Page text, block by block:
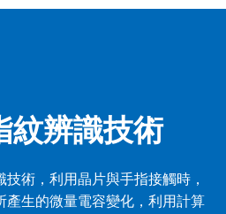
紋辨識技術
術，利用晶片與手指接觸時，
產生的微量電容變化，利用計算